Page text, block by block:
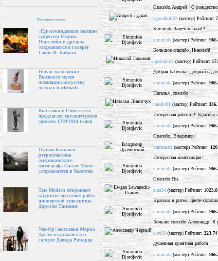
Последние статьи
«Где командовали высшие
существа: Генрих
Нюссляйн и друзья»
открывается в галерее
Гвидо В. Баудаха
Новая экспозиция
Высокого музея
посвящена искусству
южных backroads
Выставка в Глиптотеке
предлагает скульптурную
одиссею 1789-1914 годов
Первая большая
ретроспектива
американского
фотографа Салли Манн
отправляется в Хьюстон
Tate Modern открывает
крупную выставку работ
пионерской художницы
Доротеи Таннинг
Neo-Op: выставка Марка
Дагли открывается в
галерее Дэвида Ричарда
Спасибо,Андрей ! С
agoudkoff24 (мастер) Рейтинг:
Simonida,Замечательно!!!
simonida (мастер) Рейтинг:
Большое спасибо ,Николай!
npahomov (мастер) Рейтинг:
Добрая бабушка, добрый сад
simonida (мастер) Рейтинг:
Наталья ,спасибо!
nat-liv01 (мастер) Рейтинг:
Интересная работа !!! Красиво
simonida (мастер) Рейтинг:
Спасибо, Владимир !
valdemart (мастер) Рейтинг:
Интересная композиция!
simonida (мастер) Рейтинг:
Спасибо Ян.
zius54 (мастер) Рейтинг:
Красиво в ритме, цвете-
simonida (мастер) Рейтинг:
Больше спасибо Александр. Я
alex50 (мастер) Рейтинг: 223.74
душевная приятная работа
simonida (мастер) Рейтинг: